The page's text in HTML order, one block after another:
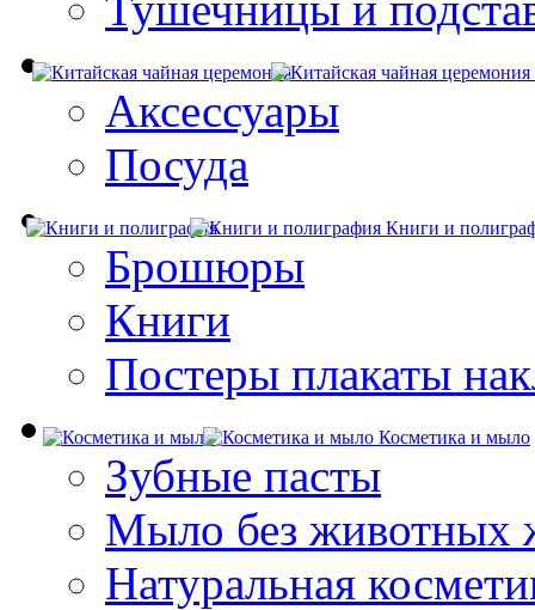
Аксессуары
Посуда
Книги и
Брошюры
Книги
Постеры плакаты
Косметика и мыло
Зубные пасты
Мыло без животных
Натуральная